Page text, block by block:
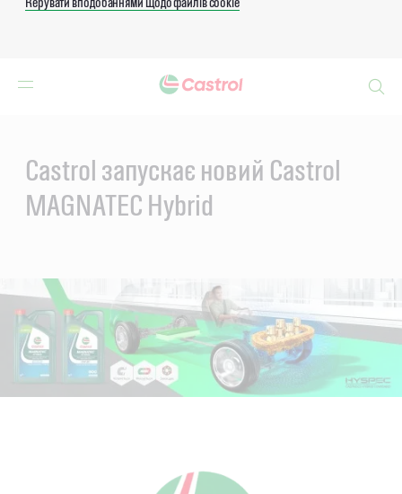
Castrol запускає новий Castrol
MAGNATEC Hybrid